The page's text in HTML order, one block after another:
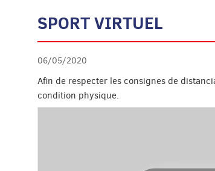
SPORT VIRTUEL
06/05/2020
Afin de respecter les consignes de
condition physique.